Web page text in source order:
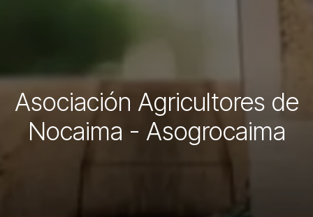
Asociación Agricultores de
Nocaima - Asogrocaima